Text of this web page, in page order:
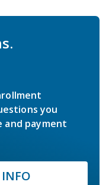
you
and payment
INFO